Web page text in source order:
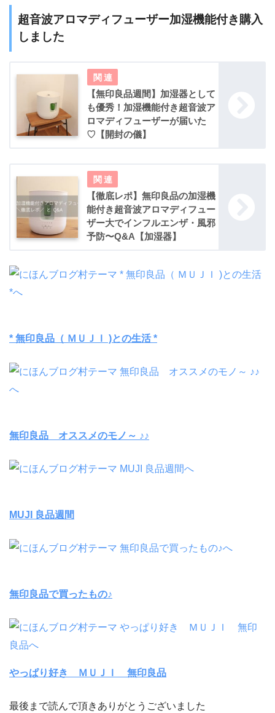
超音波アロマディフューザー加湿機能付き購入
しました
【無印良品週間】加湿器として
も優秀！加湿機能付き超音波ア
ロマディフューザーが届いた
♡【開封の儀】
【徹底レポ】無印良品の加湿機
能付き超音波アロマディフュー
ザー大でインフルエンザ・風邪
予防〜Q&A【加湿器】
* 無印良品（ ＭＵＪＩ )との生活 *
無印良品 オススメのモノ～ ♪♪
MUJI 良品週間
無印良品で買ったもの♪
やっぱり好き ＭＵＪＩ 無印良品
最後まで読んで頂きありがとうございました